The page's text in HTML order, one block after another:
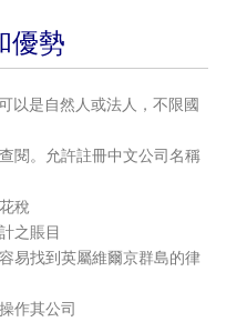
優勢
以是自然人或法人，不限國
閱。允許註冊中文公司名稱
稅
之賬目
易找到英屬維爾京群島的律
作其公司